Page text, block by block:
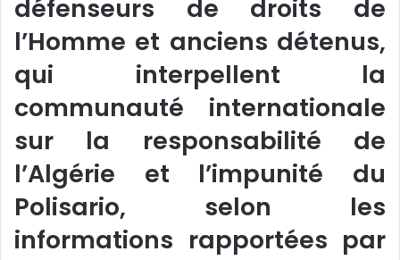
défenseurs de droits de
l’Homme et anciens détenus,
qui interpellent la
communauté internationale
sur la responsabilité de
l’Algérie et l’impunité du
Polisario, selon les
informations rapportées par